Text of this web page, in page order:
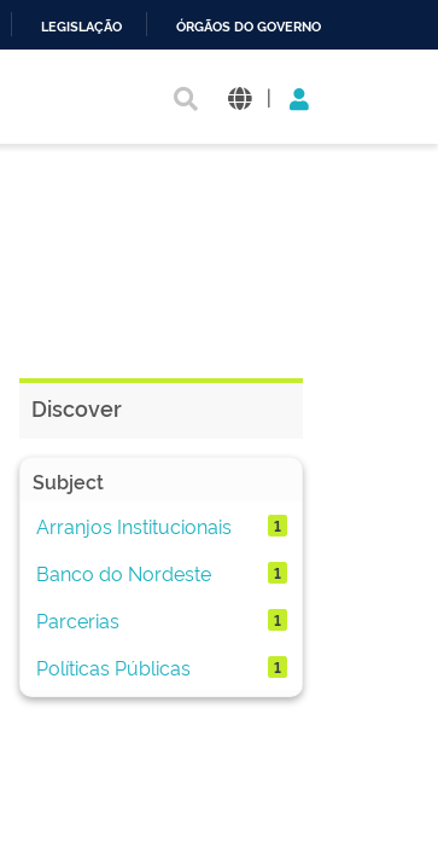
LEGISLAÇÃO ÓRGÃOS DO GOVERNO
|
Discover
Subject
Arranjos Institucionais
1
Banco do Nordeste 1
Parcerias 1
Políticas Públicas 1